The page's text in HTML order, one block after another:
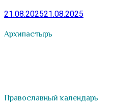
21.08.202521.08.2025
Архипастырь
Православный календарь